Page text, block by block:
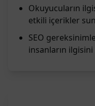
Okuyucuların
etkili içerikler
SEO
insanların